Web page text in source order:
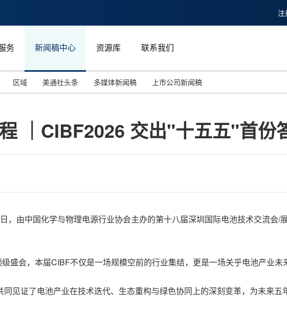
注
务 新闻稿中心 资源库 联系我们
投资并购
能源化工与环保
区域
马来西亚
美通社头条 多媒体新闻稿 上市公司新闻稿
｜CIBF2026 交出"十五五"首份
，由中国化学与物理电源行业协会主办的第十八届深圳国际电池技术交流会/
盛会，本届CIBF不仅是一场规模空前的行业集结，更是一场关乎电池产业未
见证了电池产业在技术迭代、生态重构与绿色协同上的深刻变革，为未来五